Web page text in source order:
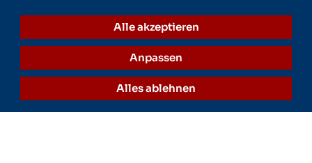
Anpassen
Alles ablehnen
Alle akzeptieren
Termin buchen
Rechtliches
Impressum
Datenschutz